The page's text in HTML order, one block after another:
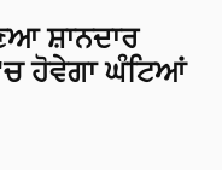
ਸ਼ਾਨਦਾਰ
ਹੋਵੇਗਾ ਘੰਟਿਆਂ